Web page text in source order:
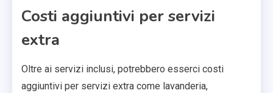
Costi aggiuntivi per servizi
extra
Oltre ai servizi inclusi, potrebbero esserci costi
aggiuntivi per servizi extra come lavanderia,